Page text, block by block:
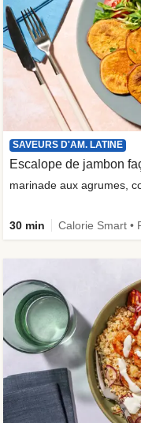
SAVEURS D'AM. LATINE
marinade aux agrumes,
30 min